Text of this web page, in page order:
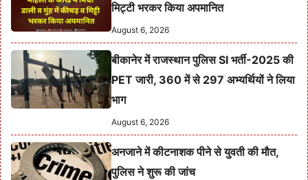
मिट्टी भरकर किया अपमानित
August 6, 2026
बीकानेर में राजस्थान पुलिस SI भर्ती-2025 की
PET जारी, 360 में से 297 अभ्यर्थियों ने लिया
भाग
August 6, 2026
अनजाने में कीटनाशक पीने से युवती की मौत,
पुलिस ने शुरू की जांच